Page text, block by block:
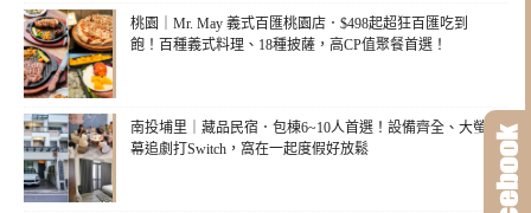
桃園｜Mr. May 義式百匯桃園店．$498起超狂百匯吃到
飽！百種義式料理、18種披薩，高CP值聚餐首選！
南投埔里｜藏品民宿．包棟6~10人首選！設備齊全、大螢
幕追劇打Switch，窩在一起度假好放鬆